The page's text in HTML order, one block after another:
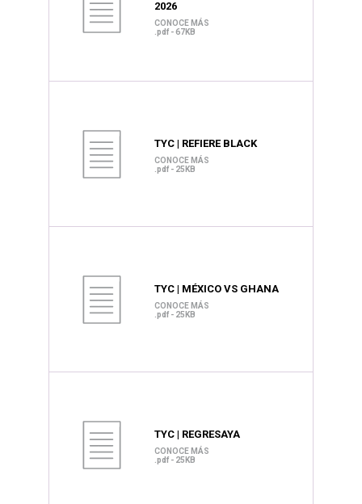
2026
CONOCE MÁS
.pdf - 67KB
TYC | REFIERE BLACK
CONOCE MÁS
.pdf - 25KB
TYC | MÉXICO VS GHANA
CONOCE MÁS
.pdf - 25KB
TYC | REGRESAYA
CONOCE MÁS
.pdf - 25KB